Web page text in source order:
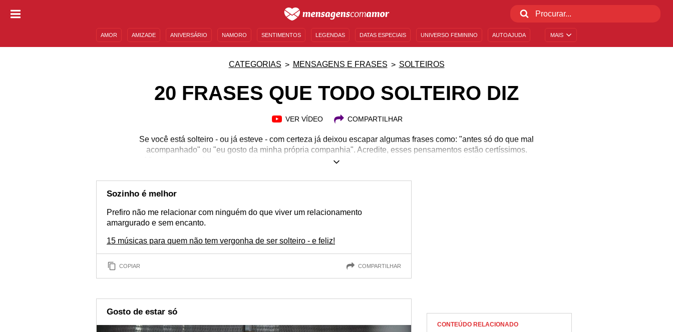
MAIS
AMOR AMIZADE ANIVERSÁRIO NAMORO SENTIMENTOS LEGENDAS DATAS ESPECIAIS UNIVERSO FEMININO AUTOAJUDA
CATEGORIAS MENSAGENS E FRASES SOLTEIROS
20 FRASES QUE TODO SOLTEIRO DIZ
VER VÍDEO COMPARTILHAR
Se você está solteiro - ou já esteve - com certeza já deixou escapar algumas frases como: "antes só do que mal
acompanhado" ou "eu gosto da minha própria companhia". Acredite, esses pensamentos estão certíssimos.
Afinal, ao longo do tempo da solteirice aprendemos muito sobre nós mesmos e sobre as relações humanas, o
que nós deveríamos namorar logo porque "ninguém é feliz sozinho". Continue lendo e confira 20 frases que todo
solteiro diz e temos certeza que, se você ainda não disse nenhuma, vai aderi-las hoje mesmo!
Sozinho é melhor
Prefiro não me relacionar com ninguém do que viver um relacionamento
amargurado e sem encanto.
15 músicas para quem não tem vergonha de ser solteiro - e feliz!
COPIAR COMPARTILHAR
Gosto de estar só
CONTEÚDO RELACIONADO